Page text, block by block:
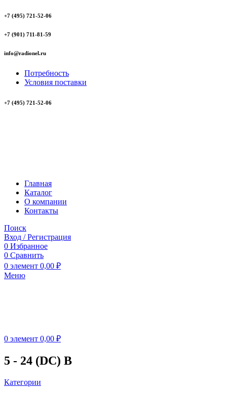
+7 (495) 721-52-06
+7 (901) 711-81-59
info@radionel.ru
Потребность
Условия поставки
+7 (495) 721-52-06
Главная
Каталог
О компании
Контакты
Поиск
Вход / Регистрация
0 Избранное
0 Сравнить
0 элемент 0,00 ₽
Меню
0 элемент 0,00 ₽
5 - 24 (DC) В
Категории